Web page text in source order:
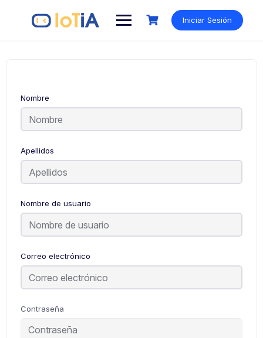
Iniciar Sesión
Nombre
Apellidos
Nombre de usuario
Correo electrónico
Contraseña